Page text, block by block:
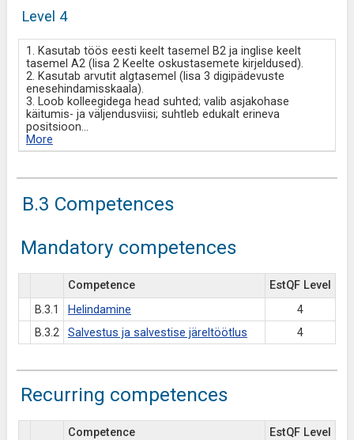
Level 4
1. Kasutab töös eesti keelt tasemel B2 ja inglise keelt
tasemel A2 (lisa 2 Keelte oskustasemete kirjeldused).
2. Kasutab arvutit algtasemel (lisa 3 digipädevuste
enesehindamisskaala).
3. Loob kolleegidega head suhted; valib asjakohase
käitumis- ja väljendusviisi; suhtleb edukalt erineva
positsioon...
More
B.3 Competences
Mandatory competences
Competence
EstQF Level
B.3.1
Helindamine
4
B.3.2
Salvestus ja salvestise järeltöötlus 4
Recurring competences
Competence EstQF Level